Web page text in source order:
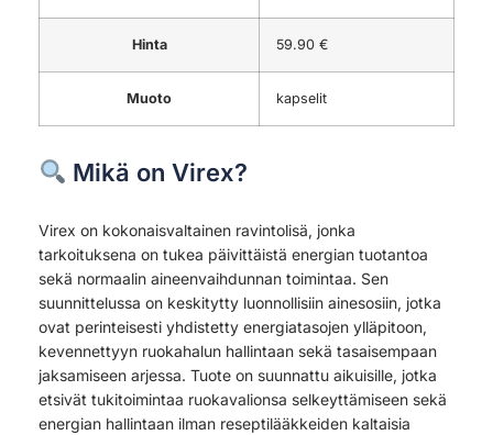
Hinta 59.90 €
Muoto kapselit
Mikä on Virex?
Virex on kokonaisvaltainen ravintolisä, jonka
tarkoituksena on tukea päivittäistä energian tuotantoa
sekä normaalin aineenvaihdunnan toimintaa. Sen
suunnittelussa on keskitytty luonnollisiin ainesosiin, jotka
ovat perinteisesti yhdistetty energiatasojen ylläpitoon,
kevennettyyn ruokahalun hallintaan sekä tasaisempaan
jaksamiseen arjessa. Tuote on suunnattu aikuisille, jotka
etsivät tukitoimintaa ruokavalionsa selkeyttämiseen sekä
energian hallintaan ilman reseptilääkkeiden kaltaisia